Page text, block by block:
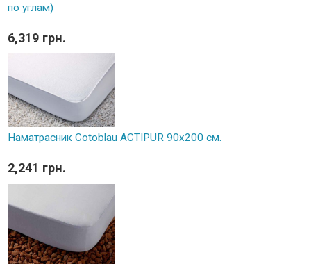
по углам)
6,319 грн.
Наматрасник Cotoblau ACTIPUR 90х200 см.
2,241 грн.